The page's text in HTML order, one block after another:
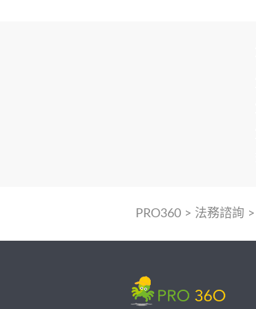
PRO360> 法務諮詢 >